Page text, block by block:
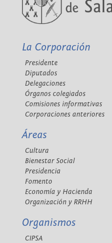
La Corporación
Presidente
Diputados
Delegaciones
Órganos colegiados
Comisiones informativas
Corporaciones anteriores
Áreas
Cultura
Bienestar Social
Presidencia
Fomento
Economía y Hacienda
Organización y RRHH
Organismos
CIPSA